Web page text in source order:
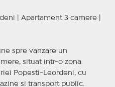
| Apartament 3 camere |
spre vanzare un
situat intr-o zona
Popesti-Leordeni, cu
si transport public.